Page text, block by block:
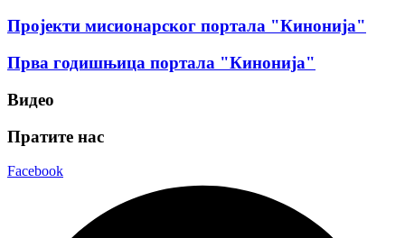
Пројекти мисионарског портала "Кинонија"
Прва годишњица портала "Кинонија"
Видео
Пратите нас
Facebook